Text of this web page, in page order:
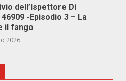
dell’Ispettore Di
-Episodio 3 – La
il fango
2026